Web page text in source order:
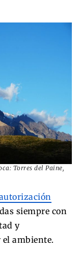
Torres del Paine,
siempre con
y
el ambiente.